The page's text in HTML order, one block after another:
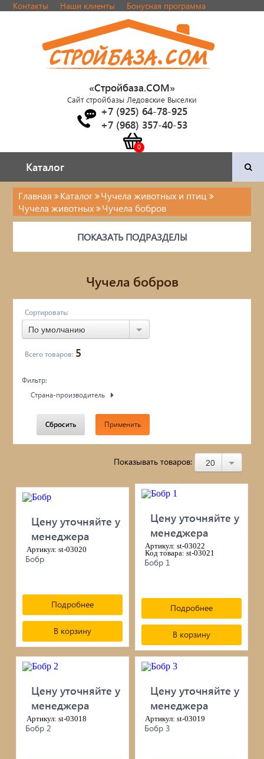
Контакты Наши клиенты Бонусная программа
«Стройбаза.COM»
Сайт стройбазы Ледовские Выселки
+7 (925) 64-78-925
+7 (968) 357-40-53
Каталог
Каталог
Двери и фурнитура
Наша продукция
ПРИРОДНЫЙ КАМЕНЬ
Бетонные кольца / Дренаж /
Асбестцементные изделия
Блоки / Кирпич / Гипсокартон...
Пиломатериалы / фанера / OSB...
Цемент/Клеи/Сухие смеси
Утеплитель
Кровля: поликарбонат / профлист /
черепица...
Элементы ковки
Лакокрасочные материалы
Электро-бензо инструменты
Ручной инструмент
ПрофКрепеж
Пропитки для дерева
Главная Каталог
Чучела животных и птиц
Чучела животных
Чучела бобров
ПОКАЗАТЬ ПОДРАЗДЕЛЫ
Чучела бобров
Сортировать:
По умолчанию
Всего товаров: 5
Фильтр:
Страна-производитель
Сбросить Применить
Показывать товаров: 20
Цену уточняйте у
менеджера
Артикул: st-03020
Бобр
Подробнее
В корзину
Цену уточняйте у
менеджера
Артикул: st-03022
Код товара: st-03021
Бобр 1
Подробнее
В корзину
Цену уточняйте у
менеджера
Артикул: st-03018
Бобр 2
Цену уточняйте у
менеджера
Артикул: st-03019
Бобр 3